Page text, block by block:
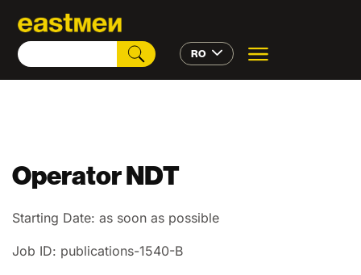
RO
Operator NDT
Starting Date: as soon as possible
Job ID: publications-1540-B